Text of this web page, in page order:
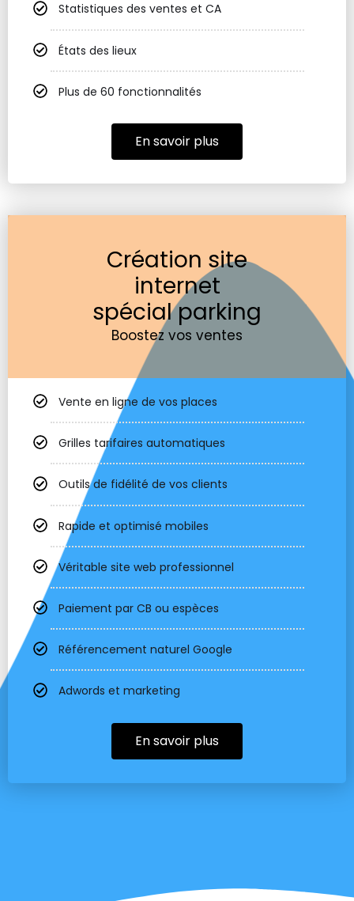
Statistiques des ventes et CA
États des lieux
Plus de 60 fonctionnalités
En savoir plus
Création site
internet
spécial parking
Boostez vos ventes
Vente en ligne de vos places
Grilles tarifaires automatiques
Outils de fidélité de vos clients
Rapide et optimisé mobiles
Véritable site web professionnel
Paiement par CB ou espèces
Référencement naturel Google
Adwords et marketing
En savoir plus